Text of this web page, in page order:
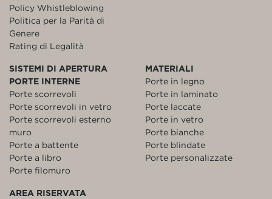
Policy Whistleblowing
Politica per la Parità di
Genere
Rating di Legalità
SISTEMI DI APERTURA
PORTE INTERNE
Porte scorrevoli
Porte scorrevoli in vetro
Porte scorrevoli esterno
muro
Porte a battente
Porte a libro
Porte filomuro
MATERIALI
Porte in legno
Porte in laminato
Porte laccate
Porte in vetro
Porte bianche
Porte blindate
Porte personalizzate
AREA RISERVATA